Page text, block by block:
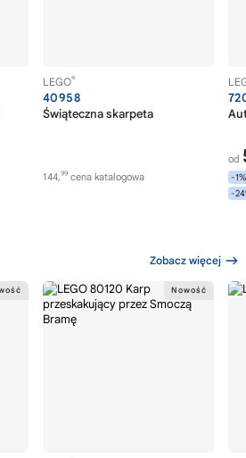
LEGO®
40958
Świąteczna skarpeta
144,99 cena katalogowa
od
-1%
-
Zobacz więcej